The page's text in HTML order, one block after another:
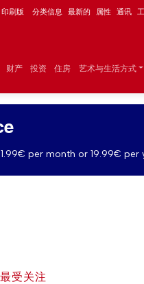
印刷版 分类信息 最新的 属性 通讯
财产 投资 住房 艺术与生活方式
per month or 19.99€ per
最受关注